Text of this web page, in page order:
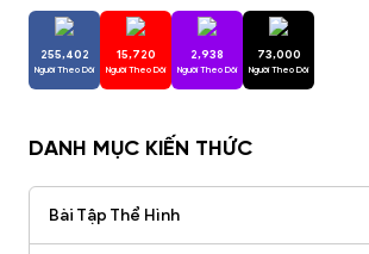
255,402
Người Theo Dõi
15,720
Người Theo Dõi
2,938
Người Theo Dõi
73,000
Người Theo Dõi
DANH MỤC KIẾN THỨC
Bài Tập Thể Hình